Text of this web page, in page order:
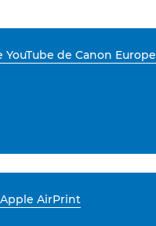
YouTube de Canon Europe
AirPrint